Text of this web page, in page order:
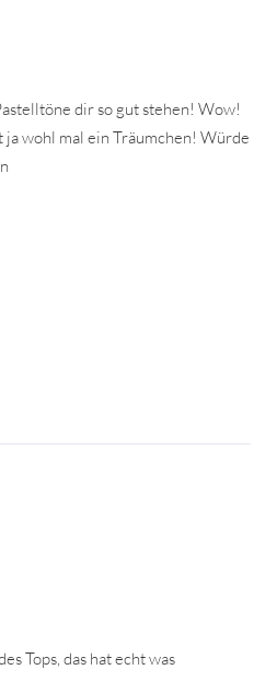
dir so gut stehen! Wow!
wohl mal ein Träumchen! Würde
Tops, das hat echt was